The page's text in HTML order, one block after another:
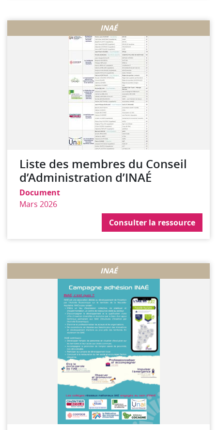
INAÉ
Liste des membres du Conseil
d’Administration d’INAÉ
Document
Mars 2026
Consulter la ressource
INAÉ